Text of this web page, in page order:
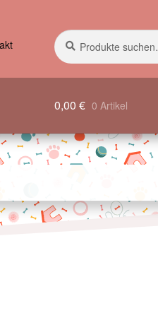
Suche
nach:
Suchen
0,00 € 0 Artikel